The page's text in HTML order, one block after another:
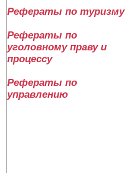
Рефераты по туризму
Рефераты по
уголовному праву и
процессу
Рефераты по
управлению